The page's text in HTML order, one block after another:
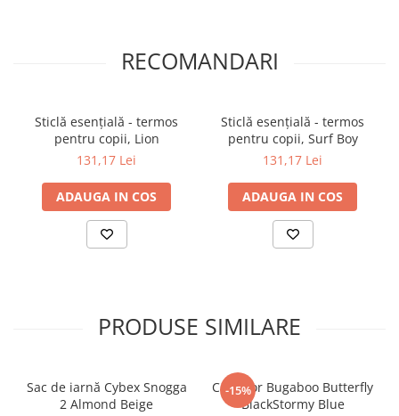
Partea superioara poate fi partial deschisa sau detasata
Elemente reflectorizante.
Fermoar cu deschidere din ambele sensuri.
Lavabila in masina de spalat.
RECOMANDARI
Sticlă esențială - termos
pentru copii, Lion
131,17 Lei
ADAUGA IN COS
Sticlă esențială - termos
pentru copii, Surf Boy
131,17 Lei
ADAUGA IN COS
PRODUSE SIMILARE
Sac de iarnă Cybex Snogga
2 Almond Beige
-15%
Carucior Bugaboo Butterfly
BlackStormy Blue